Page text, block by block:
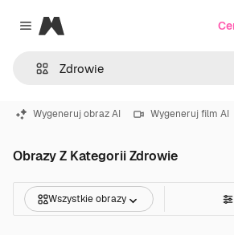
Close menu
Magnific
Wygeneruj obraz AI Wygeneruj film AI
Obrazy Z Kategorii Zdrowie
Wszystkie obrazy